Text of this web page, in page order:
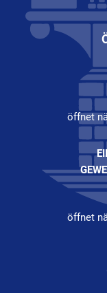
Klicken, um
öffnet
Klicken, um
öffnet
Klicken, um